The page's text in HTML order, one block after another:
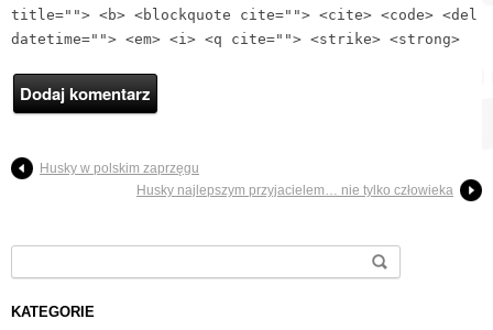
title=""> <b> <blockquote cite=""> <cite> <code> <del
datetime=""> <em> <i> <q cite=""> <strike> <strong>
Husky w polskim zaprzęgu
Husky najlepszym przyjacielem… nie tylko człowieka
KATEGORIE